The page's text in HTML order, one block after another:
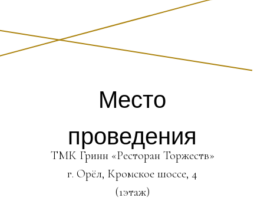
Место
проведения
ТМК Гринн «Ресторан Торжеств»
г. Орёл, Кромское шоссе, 4
(1этаж)